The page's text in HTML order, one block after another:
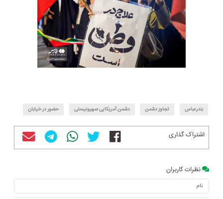
بندرعباس تجاوز دشمن دشمن آمریکایی صهیونیستی حضور در خیابان
اشتراک گذاری
نظرات کاربران